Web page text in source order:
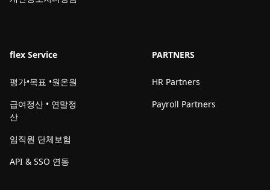
flex Service
평가•목표 •원온원
급여정산 • 연말정
산
임직원 단체보험
API & SSO 연동
PARTNERS
HR Partners
Payroll Partners